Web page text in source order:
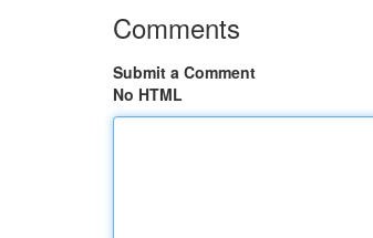
Comments
Submit a Comment
No HTML